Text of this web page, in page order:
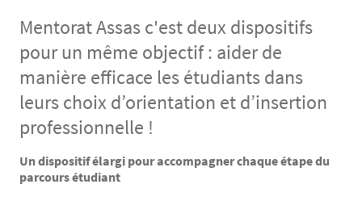
Mentorat Assas c'est deux dispositifs
pour un même objectif : aider de
manière efficace les étudiants dans
leurs choix d’orientation et d’insertion
professionnelle !
Texte
Un dispositif élargi pour accompagner chaque étape du
parcours étudiant